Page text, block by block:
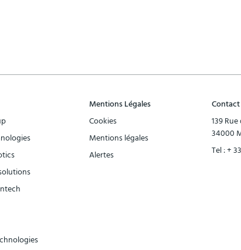
Mentions Légales
Cookies
Mentions légales
Alertes
Contact
139
34000
Tel :+